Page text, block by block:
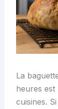
La
heures
cuisines.